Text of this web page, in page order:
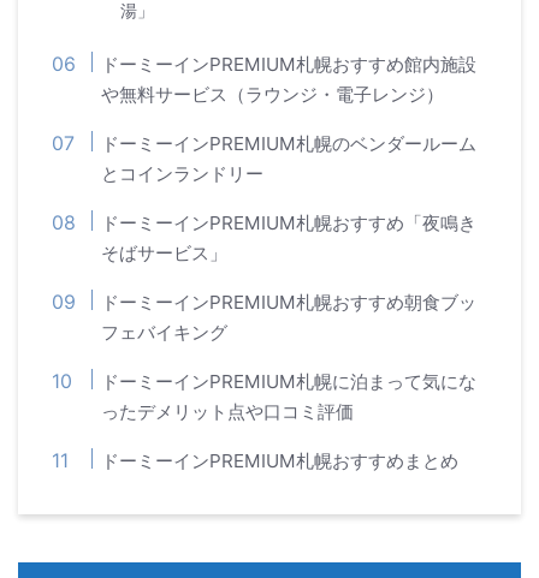
湯」
ドーミーインPREMIUM札幌おすすめ館内施設
や無料サービス（ラウンジ・電子レンジ）
ドーミーインPREMIUM札幌のベンダールーム
とコインランドリー
ドーミーインPREMIUM札幌おすすめ「夜鳴き
そばサービス」
ドーミーインPREMIUM札幌おすすめ朝食ブッ
フェバイキング
ドーミーインPREMIUM札幌に泊まって気にな
ったデメリット点や口コミ評価
ドーミーインPREMIUM札幌おすすめまとめ